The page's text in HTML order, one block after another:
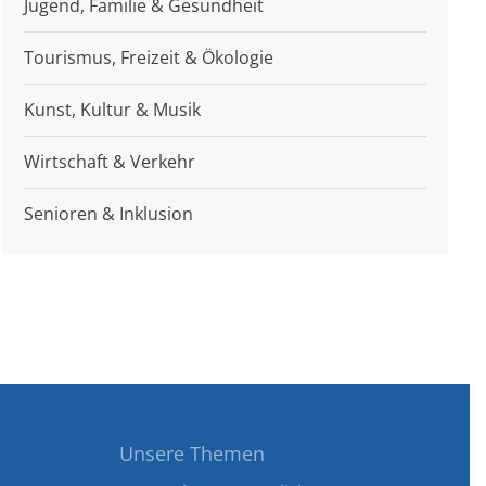
Jugend, Familie & Gesundheit
Tourismus, Freizeit & Ökologie
Kunst, Kultur & Musik
Wirtschaft & Verkehr
Senioren & Inklusion
Unsere Themen